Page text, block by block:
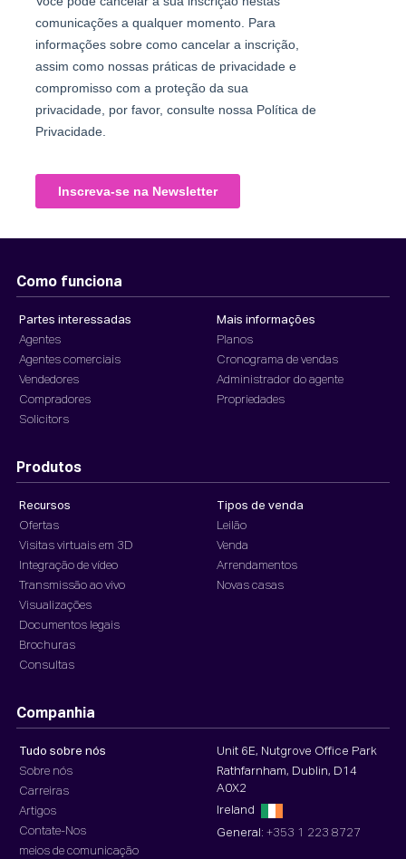
Como funciona
Partes interessadas
Agentes
Agentes comerciais
Vendedores
Compradores
Solicitors
Mais informações
Planos
Cronograma de vendas
Administrador do agente
Propriedades
Produtos
Recursos
Ofertas
Visitas virtuais em 3D
Integração de vídeo
Transmissão ao vivo
Visualizações
Documentos legais
Brochuras
Consultas
Tipos de venda
Leilão
Venda
Arrendamentos
Novas casas
Companhia
Tudo sobre nós
Sobre nós
Carreiras
Artigos
Contate-Nos
meios de comunicação
Unit 6E, Nutgrove Office Park
Rathfarnham, Dublin, D14
A0X2
Ireland
General: +353 1 223 8727